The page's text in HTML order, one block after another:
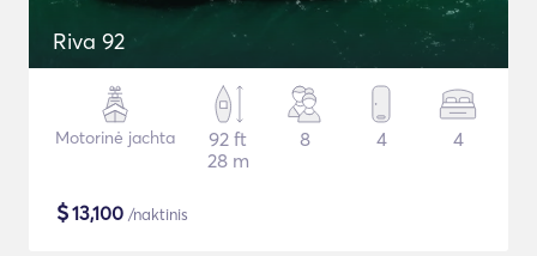
Riva 92
Motorinė jachta
92 ft
28 m
8 4 4
$13,100 /naktinis